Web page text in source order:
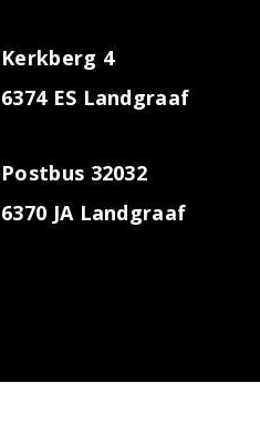
Kerkberg 4
6374 ES Landgraaf
Postbus 32032
6370 JA Landgraaf